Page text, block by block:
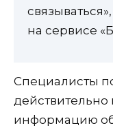
на сервисе
Специалисты
действительно
информацию